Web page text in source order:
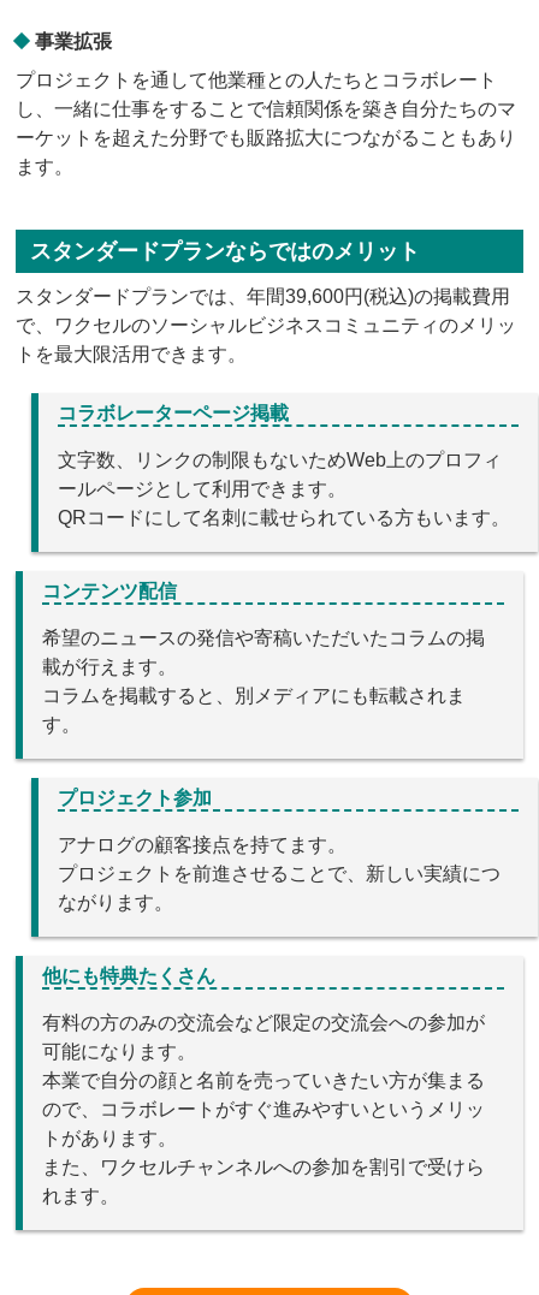
事業拡張
プロジェクトを通して他業種との人たちとコラボレート
し、一緒に仕事をすることで信頼関係を築き自分たちのマ
ーケットを超えた分野でも販路拡大につながることもあり
ます。
スタンダードプランならではのメリット
スタンダードプランでは、年間39,600円(税込)の掲載費用
で、ワクセルのソーシャルビジネスコミュニティのメリッ
トを最大限活用できます。
コラボレーターページ掲載
文字数、リンクの制限もないためWeb上のプロフィ
ールページとして利用できます。
QRコードにして名刺に載せられている方もいます。
コンテンツ配信
希望のニュースの発信や寄稿いただいたコラムの掲
載が行えます。
コラムを掲載すると、別メディアにも転載されま
す。
プロジェクト参加
アナログの顧客接点を持てます。
プロジェクトを前進させることで、新しい実績につ
ながります。
他にも特典たくさん
有料の方のみの交流会など限定の交流会への参加が
可能になります。
本業で自分の顔と名前を売っていきたい方が集まる
ので、コラボレートがすぐ進みやすいというメリッ
トがあります。
また、ワクセルチャンネルへの参加を割引で受けら
れます。